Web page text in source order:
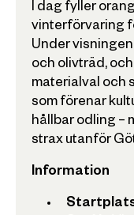
I dag fyller
vinterförvaring
Under
och olivträd,
materialval och
som förenar
hållbar odling –
strax utanför
Information